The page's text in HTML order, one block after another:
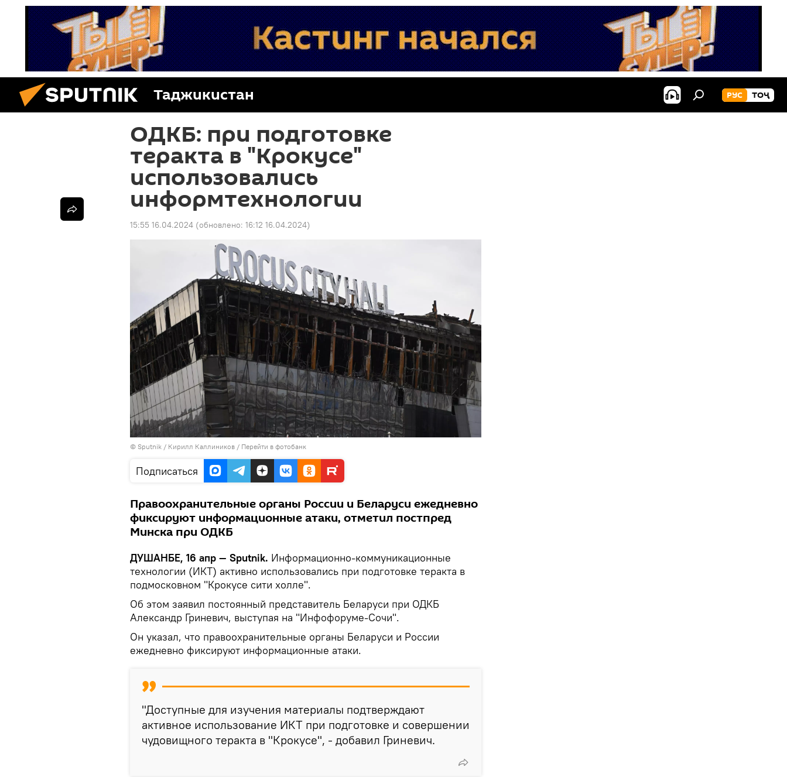
Таджикистан РУС ТОҶ
ОДКБ: при подготовке
теракта в "Крокусе"
использовались
информтехнологии
15:55 16.04.2024 (обновлено: 16:12 16.04.2024)
© Sputnik / Кирилл Каллиников / Перейти в фотобанк
Подписаться
Правоохранительные органы России и Беларуси ежедневно
фиксируют информационные атаки, отметил постпред
Минска при ОДКБ
ДУШАНБЕ, 16 апр — Sputnik. Информационно-коммуникационные
технологии (ИКТ) активно использовались при подготовке теракта в
подмосковном "Крокусе сити холле".
Об этом заявил постоянный представитель Беларуси при ОДКБ
Александр Гриневич, выступая на "Инфофоруме-Сочи".
Он указал, что правоохранительные органы Беларуси и России
ежедневно фиксируют информационные атаки.
"Доступные для изучения материалы подтверждают
активное использование ИКТ при подготовке и совершении
чудовищного теракта в "Крокусе", - добавил Гриневич.